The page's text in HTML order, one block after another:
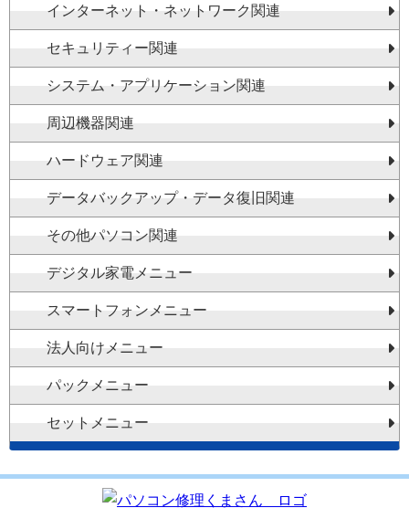
インターネット・ネットワーク関連
セキュリティー関連
システム・アプリケーション関連
周辺機器関連
ハードウェア関連
データバックアップ・データ復旧関連
その他パソコン関連
デジタル家電メニュー
スマートフォンメニュー
法人向けメニュー
パックメニュー
セットメニュー